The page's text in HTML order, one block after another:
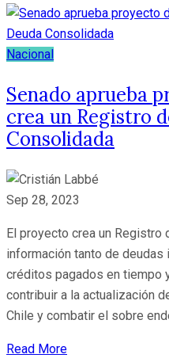
Nacional
Senado aprueba
crea un Registro
Consolidada
Sep 28, 2023
El proyecto crea un Registro
información tanto de
créditos pagados en tiempo
contribuir a la actualización
Chile y combatir el sobre
Read More